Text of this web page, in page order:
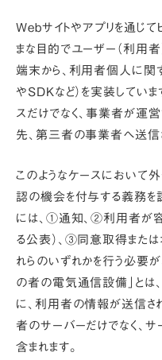
Webサイトやアプリを通じ
まな目的でユーザー（利用者
端末から、利用者個人に関
やSDKなど）を実装してい
スだけでなく、事業者が運
先、第三者の事業者へ送信
このようなケースにおいて
認の機会を付与する義務
には、①通知、②利用者が
る公表）、③同意取得または
れらのいずれかを行う必要
の者の電気通信設備」とは
に、利用者の情報が送信さ
者のサーバーだけでなく、
含まれます。